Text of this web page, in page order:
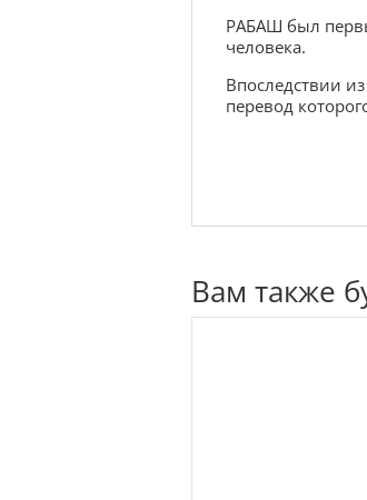
РАБАШ был
человека.
Впоследствии
перевод
Вам также